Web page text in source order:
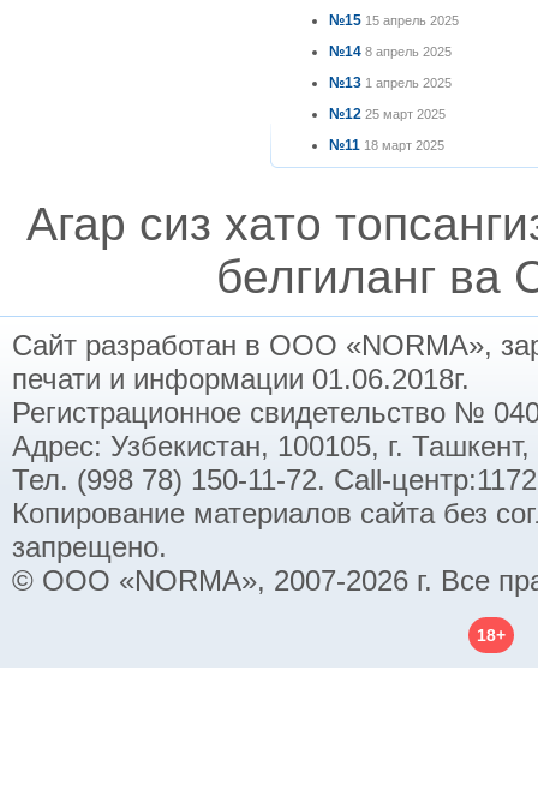
№15 15 апрель 2025
№14 8 апрель 2025
№13 1 апрель 2025
№12 25 март 2025
№11 18 март 2025
Агар сиз хато
белгиланг ва
Сайт разработан в ООО «NORMA»,
печати и информации 01.06.2018г.
Регистрационное свидетельство №
Адрес: Узбекистан, 100105, г.
Тел. (998 78) 150-11-72. Call-
Копирование материалов сайта без
запрещено.
© ООО «NORMA», 2007-2026 г. Все
18+